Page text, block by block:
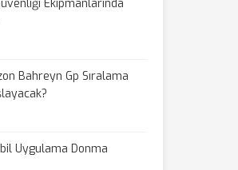
Ekipmanlarında
Bahreyn Gp Sıralama
Uygulama Donma